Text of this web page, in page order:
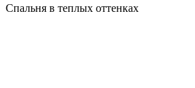
Спальня в теплых оттенках